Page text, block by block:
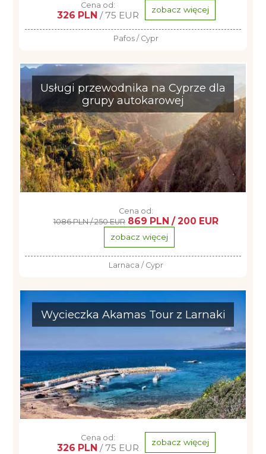
Cena od:
326 PLN / 75 EUR zobacz więcej
Pafos / Cypr
Usługi przewodnika na Cyprze dla
grupy autokarowej
Cena od:
1086 PLN / 250 EUR 869 PLN / 200 EUR
zobacz więcej
Larnaca / Cypr
Wycieczka Akamas Tour z Larnaki
Cena od:
326 PLN / 75 EUR zobacz więcej